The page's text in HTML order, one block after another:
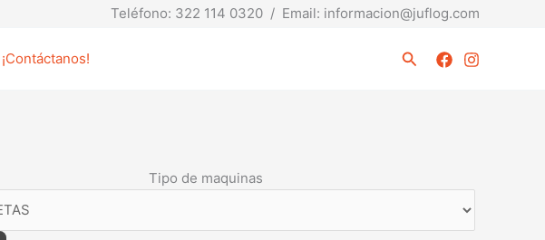
Teléfono: 322 114 0320 / Email: informacion@juflog.com
¡Contáctanos! Buscar
Tipo de maquinas